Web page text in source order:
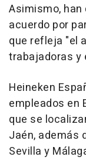
Asimismo,
acuerdo por
que refleja "el
trabajadoras y
Heineken
empleados en
que se
Jaén, además
Sevilla y